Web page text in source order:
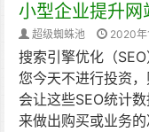
小型企业提升
超级蜘蛛池 2020年
搜索引擎优化（
您今天不进行投资
会让这些SEO统计
来做出购买或业务